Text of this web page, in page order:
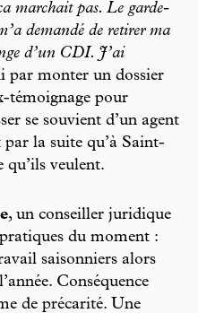
marchait pas. Le garde-
demandé de retirer ma
d’un CDI. J’ai
par monter un dossier
témoignage pour
se souvient d’un agent
la suite qu’à Saint-
qu’ils veulent.
, un conseiller juridique
du moment :
saisonniers alors
Conséquence
de précarité. Une